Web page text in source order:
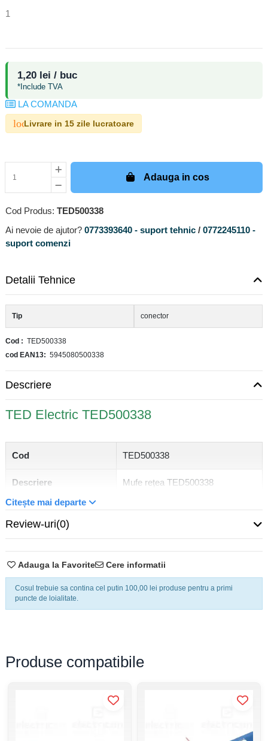
1
Adauga in cos
1,20 lei / buc
*Include TVA
LA COMANDA
local_shipping
Livrare in 15 zile lucratoare
Cod Produs: TED500338
Ai nevoie de ajutor? 0773393640 - suport tehnic / 0772245110 -
suport comenzi
Adauga la Favorite
Cosul trebuie sa contina cel putin 100,00 lei produse pentru a primi
puncte de loialitate.
Cere informatii
Detalii Tehnice
Tip conector
Cod
TED500338
cod EAN13
5945080500338
Descriere
TED Electric TED500338
Cod TED500338
Descriere Mufe rețea TED500338
Nivel Mufă RJ45
Greutate 2g
Categorie Cat6
Tip cablu FTP-STP
Citește mai departe
Review-uri(0)
Produse compatibile